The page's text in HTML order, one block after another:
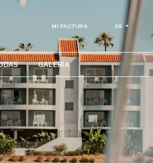
MI FACTURA ES
GALERÍA